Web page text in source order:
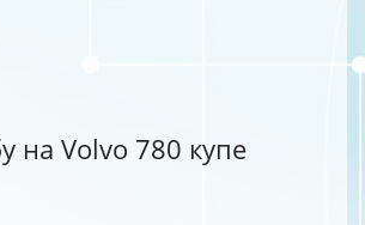
на Volvo 780 купе